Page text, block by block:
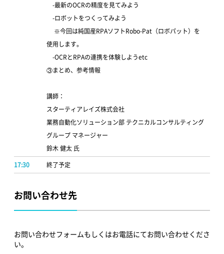
-最新のOCRの精度を見てみよう
-ロボットをつくってみよう
※今回は純国産RPAソフトRobo-Pat（ロボパット）を
使用します。
-OCRとRPAの連携を体験しようetc
③まとめ、参考情報
講師：
スターティアレイズ株式会社
業務自動化ソリューション部 テクニカルコンサルティング
グループ マネージャー
鈴木 健太 氏
17:30
終了予定
お問い合わせ先
お問い合わせフォームもしくはお電話にてお問い合わせくださ
い。